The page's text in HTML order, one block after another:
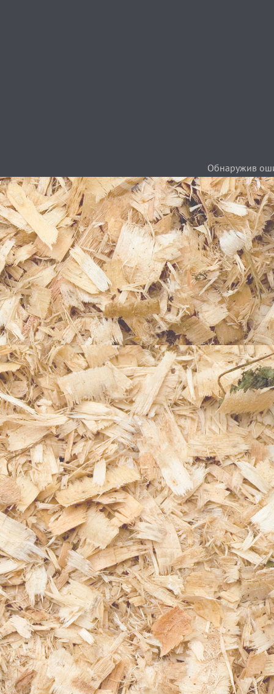
Обнаружив